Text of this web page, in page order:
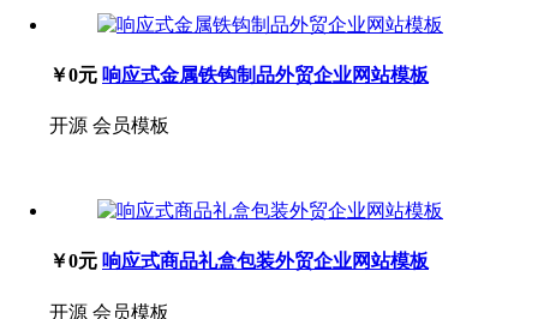
￥0元 响应式金属铁钩制品外贸企业网站模板
开源 会员模板
￥0元 响应式商品礼盒包装外贸企业网站模板
开源 会员模板